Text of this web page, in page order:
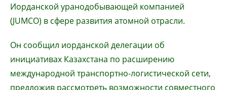
Иорданской уранодобывающей компанией
(JUMCO) в сфере развития атомной отрасли.
Он сообщил иорданской делегации об
инициативах Казахстана по расширению
международной транспортно-логистической сети,
предложив рассмотреть возможности совместного